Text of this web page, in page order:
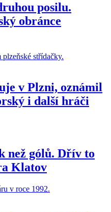
posilu.
obránce
v Plzni, oznámil
i další hráči
než gólů. Dřív to
Klatov